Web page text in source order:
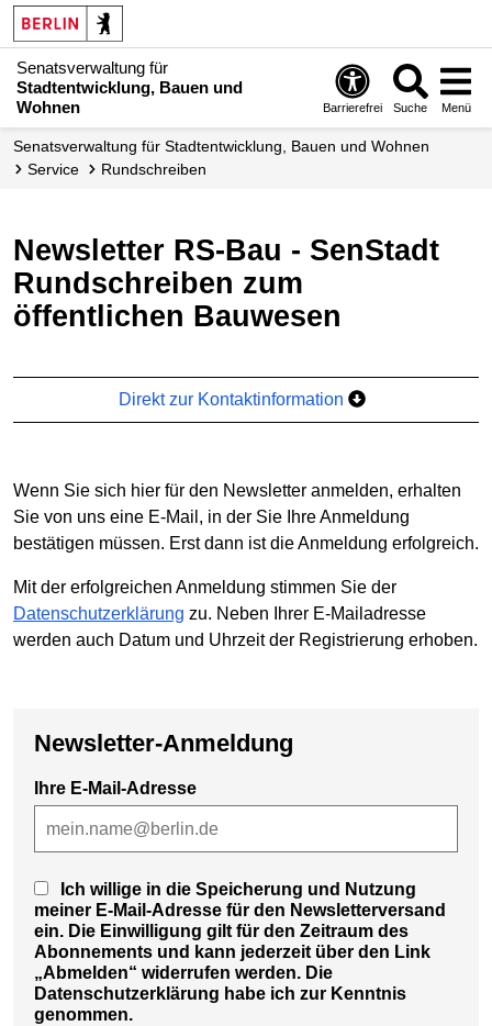
Senatsverwaltung für
Stadtentwicklung, Bauen und
Wohnen
Barrierefrei Suche Menü
Senats­verwaltung für Stadtentwicklung, Bauen und Wohnen
Service
Rundschreiben
Newsletter RS-Bau - SenStadt
Rundschreiben zum
öffentlichen Bauwesen
Direkt zur Kontaktinformation
Wenn Sie sich hier für den Newsletter anmelden, erhalten
Sie von uns eine E-Mail, in der Sie Ihre Anmeldung
bestätigen müssen. Erst dann ist die Anmeldung erfolgreich.
Mit der erfolgreichen Anmeldung stimmen Sie der
Datenschutzerklärung zu. Neben Ihrer E-Mailadresse
werden auch Datum und Uhrzeit der Registrierung erhoben.
Newsletter-Anmeldung
Ihre E-Mail-Adresse
Ich willige in die Speicherung und Nutzung
meiner E-Mail-Adresse für den Newsletterversand
ein. Die Einwilligung gilt für den Zeitraum des
Abonnements und kann jederzeit über den Link
„Abmelden“ widerrufen werden. Die
Datenschutzerklärung habe ich zur Kenntnis
genommen.